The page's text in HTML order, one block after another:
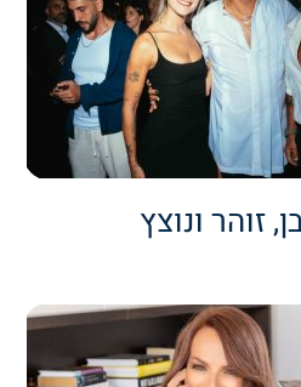
זוהר ונוצץ